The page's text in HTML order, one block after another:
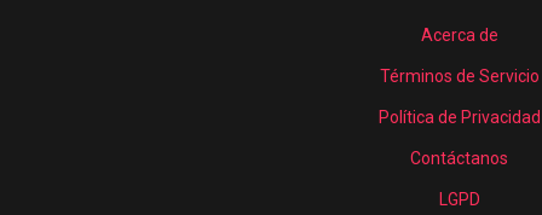
Acerca de
Términos de Servicio
Política de Privacidad
Contáctanos
LGPD